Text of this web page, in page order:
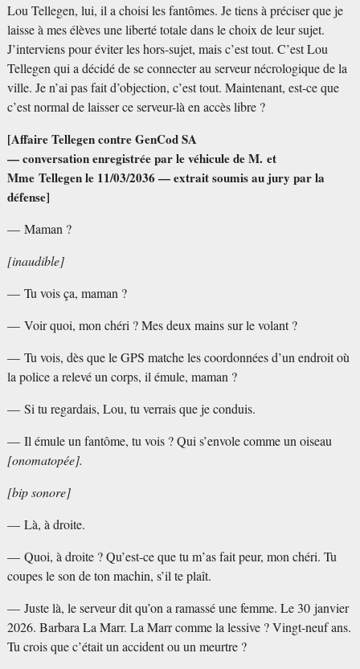
Lou Tellegen, lui, il a choisi les fantômes. Je tiens à préciser que je
laisse à mes élèves une liberté totale dans le choix de leur sujet.
J’interviens pour éviter les hors-sujet, mais c’est tout. C’est Lou
Tellegen qui a décidé de se connecter au serveur nécrologique de la
ville. Je n’ai pas fait d’objection, c’est tout. Maintenant, est-ce que
c’est normal de laisser ce serveur-là en accès libre ?
[Affaire Tellegen contre GenCod SA
— conversation enregistrée par le véhicule de M. et
Mme Tellegen le 11/03/2036 — extrait soumis au jury par la
défense]
— Maman ?
[inaudible]
— Tu vois ça, maman ?
— Voir quoi, mon chéri ? Mes deux mains sur le volant ?
— Tu vois, dès que le GPS matche les coordonnées d’un endroit où
la police a relevé un corps, il émule, maman ?
— Si tu regardais, Lou, tu verrais que je conduis.
— Il émule un fantôme, tu vois ? Qui s’envole comme un oiseau
[onomatopée].
[bip sonore]
— Là, à droite.
— Quoi, à droite ? Qu’est-ce que tu m’as fait peur, mon chéri. Tu
coupes le son de ton machin, s’il te plaît.
— Juste là, le serveur dit qu’on a ramassé une femme. Le 30 janvier
2026. Barbara La Marr. La Marr comme la lessive ? Vingt-neuf ans.
Tu crois que c’était un accident ou un meurtre ?